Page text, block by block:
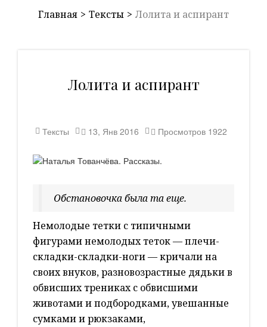
Главная Тексты Лолита и аспирант
Лолита и аспирант
Тексты 13, Янв 2016 Просмотров 1922
Обстановочка была та еще.
Немолодые тетки с типичными
фигурами немолодых теток — плечи-
складки-складки-ноги — кричали на
своих внуков, разновозрастные дядьки в
обвисших трениках с обвисшими
животами и подбородками, увешанные
сумками и рюкзаками,